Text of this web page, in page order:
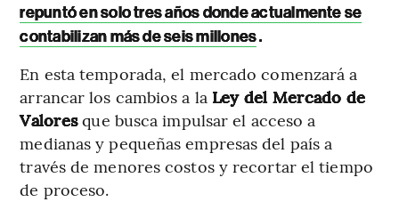
repuntó en solo tres años donde actualmente se
contabilizan más de seis millones.
En esta temporada, el mercado comenzará a
arrancar los cambios a la Ley del Mercado de
Valoresque busca impulsar el acceso a
medianas y pequeñas empresas del país a
través de menores costos y recortar el tiempo
de proceso.